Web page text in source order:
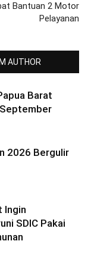
Bantuan 2 Motor
Pelayanan
AUTHOR
Barat
2026 Bergulir
Ingin
SDIC Pakai